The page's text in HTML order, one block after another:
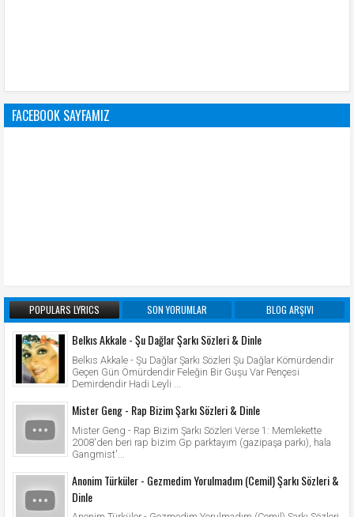
FACEBOOK SAYFAMIZ
POPULARS LYRICS SON YORUMLAR BLOG ARŞIVI
Belkıs Akkale - Şu Dağlar Şarkı Sözleri & Dinle
Belkıs Akkale - Şu Dağlar Şarkı Sözleri Şu Dağlar Kömürdendir
Geçen Gün Ömürdendir Feleğin Bir Guşu Var Pençesi
Demirdendir Hadi Leyli ...
Mister Geng - Rap Bizim Şarkı Sözleri & Dinle
Mister Geng - Rap Bizim Şarkı Sözleri Verse 1: Memlekette
2008'den beri rap bizim Gp parktayım (gazipaşa parkı), hala
Gangmist'...
Anonim Türküler - Gezmedim Yorulmadım (Cemil) Şarkı Sözleri &
Dinle